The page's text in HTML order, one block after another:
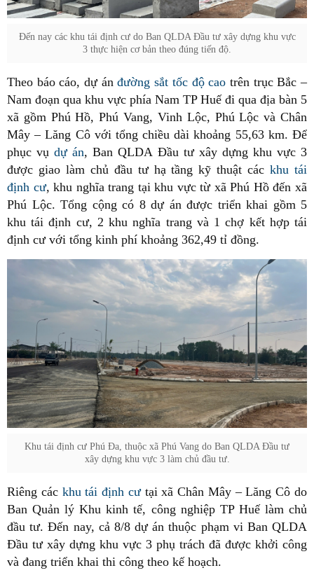
Đến nay các khu tái định cư do Ban QLDA Đầu tư xây dựng khu vực
3 thực hiện cơ bản theo đúng tiến độ.
Theo báo cáo, dự ánđường sắt tốc độ cao trên trục Bắc –
Nam đoạn qua khu vực phía Nam TP Huế đi qua địa bàn 5
xã gồm Phú Hồ, Phú Vang, Vinh Lộc, Phú Lộc và Chân
Mây – Lăng Cô với tổng chiều dài khoảng 55,63 km. Để
phục vụdự án, Ban QLDA Đầu tư xây dựng khu vực 3
được giao làm chủ đầu tư hạ tầng kỹ thuật cáckhu tái
định cư, khu nghĩa trang tại khu vực từ xã Phú Hồ đến xã
Phú Lộc. Tổng cộng có 8 dự án được triển khai gồm 5
khu tái định cư, 2 khu nghĩa trang và 1 chợ kết hợp tái
định cư với tổng kinh phí khoảng 362,49 tỉ đồng.
Khu tái định cư Phú Đa, thuộc xã Phú Vang do Ban QLDA Đầu tư
xây dựng khu vực 3 làm chủ đầu tư.
Riêng các khu tái định cưtại xã Chân Mây – Lăng Cô do
Ban Quản lý Khu kinh tế, công nghiệp TP Huế làm chủ
đầu tư. Đến nay, cả 8/8 dự án thuộc phạm vi Ban QLDA
Đầu tư xây dựng khu vực 3 phụ trách đã được khởi công
và đang triển khai thi công theo kế hoạch.